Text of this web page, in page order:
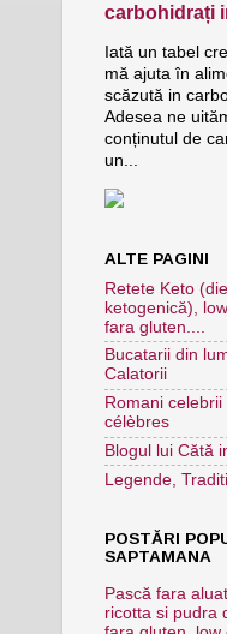
carbohidrați
Iată un tabel
mă ajuta în
scăzută in
Adesea ne
conținutul de
un...
ALTE PAGINI
Retete Keto
ketogenică),
fara gluten....
Bucatarii din
Calatorii
Romani
célèbres
Blogul lui Cătă
Legende,
POSTĂRI
SAPTAMANA
Pască fara
ricotta si pudra